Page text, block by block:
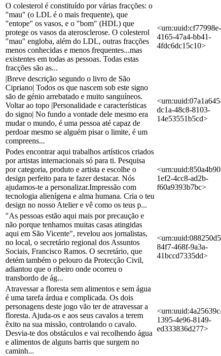
O colesterol é constituído por várias fracções: o
"mau" (o LDL é o mais frequente), que
"entope" os vasos, e o "bom" (HDL) que
protege os vasos da aterosclerose. O colesterol
"mau" engloba, além do LDL, outras fracções
menos conhecidas e menos frequentes...mas
existentes em todas as pessoas. Todas estas
fracções são as...
<urn:uuid:cf77998e-
4165-47a4-bb41-
4fdc6dc15c10>
|Breve descrição segundo o livro de São
Cipriano| Todos os que nascem sob este signo
são de génio arrebatado e muito sanguíneos.
Voltar ao topo |Personalidade e características
do signo| No fundo a vontade dele mesmo era
mudar o mundo, é uma pessoa até capaz de
perdoar mesmo se alguém pisar o limite, é um
compreens...
dc1a-48c8-8103-
14e53551b5cd>
Podes encontrar aqui trabalhos artísticos criados
por artistas internacionais só para ti. Pesquisa
por categoria, produto e artista e escolhe o
design perfeito para te fazer destacar. Nós
ajudamos-te a personalizar.Impressão com
tecnologia alienígena e alma humana. Cria o teu
design no nosso Atelier e vê como os teus p...
1ef2-4cc8-ad2b-
f60a9393b7bc>
"As pessoas estão aqui mais por precaução e
não porque tenhamos muitas casas atingidas
aqui em São Vicente", revelou aos jornalistas,
no local, o secretário regional dos Assuntos
Sociais, Francisco Ramos. O secretário, que
detém também o pelouro da Protecção Civil,
adiantou que o ribeiro onde ocorreu o
transbordo de ág...
84f7-468f-9a3a-
41bccd7335dd>
Atravessar a floresta sem alimentos e sem água
é uma tarefa árdua e complicada. Os dois
personagens deste jogo vão ter de atravessar a
floresta. Ajuda-os e aos seus cavalos a terem
êxito na sua missão, controlando o cavalo.
Desvia-te dos obstáculos e vai recolhendo água
e alimentos de alguns barris que surgem no
caminh...
1395-4e96-8149-
ed333836d277>